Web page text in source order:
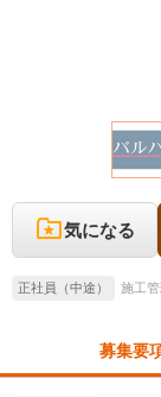
気になる
正社員（中途） 施工管
募集要